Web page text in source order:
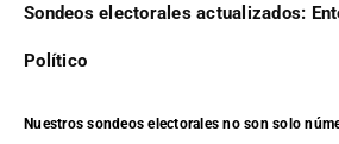
Sondeos electorales actualizados:
Político
Nuestros sondeos electorales no son solo